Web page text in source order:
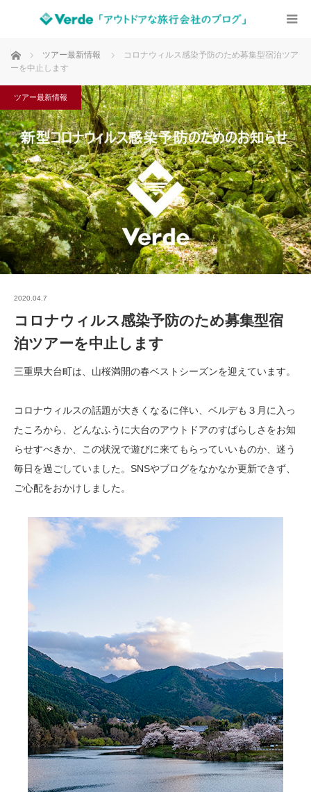
ホーム ツアー最新情報
コロナウィルス感染予防のため募集型宿泊ツア
ーを中止します
ツアー最新情報
2020.04.7
コロナウィルス感染予防のため募集型宿
泊ツアーを中止します
三重県大台町は、山桜満開の春ベストシーズンを迎えています。
コロナウィルスの話題が大きくなるに伴い、ベルデも３月に入っ
たころから、どんなふうに大台のアウトドアのすばらしさをお知
らせすべきか、この状況で遊びに来てもらっていいものか、迷う
毎日を過ごしていました。SNSやブログをなかなか更新できず、
ご心配をおかけしました。